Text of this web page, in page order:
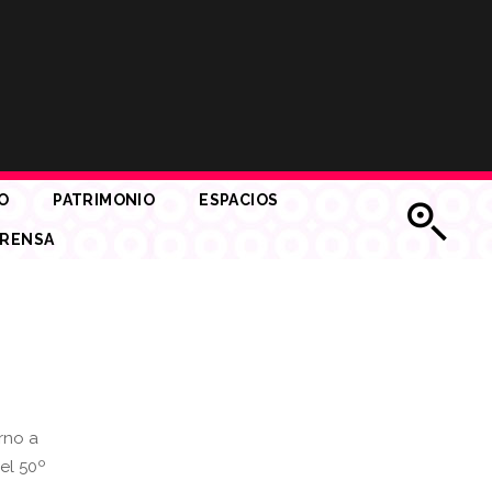
PATRIMONIO ESPACIOS
a
50º